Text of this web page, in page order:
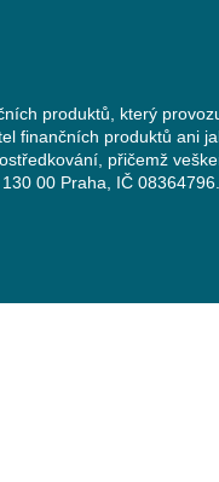
produktů, který
finančních produktů ani
přičemž
00 Praha, IČ 08364796.